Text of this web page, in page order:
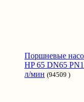
Поршневые
HP 65 DN65
л/мин (94509 )